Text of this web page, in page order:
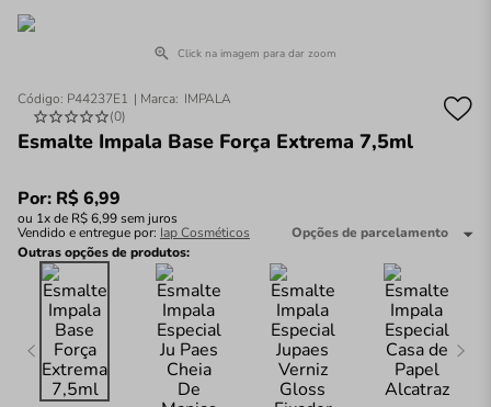
Click na imagem para dar zoom
Código: P44237E1
IMPALA
(0)
Esmalte Impala Base Força Extrema 7,5ml
Por: R$6,99
ou 1x de R$6,99sem juros
Vendido e entregue por: Iap Cosméticos
Opções de parcelamento
Outras opções de produtos: